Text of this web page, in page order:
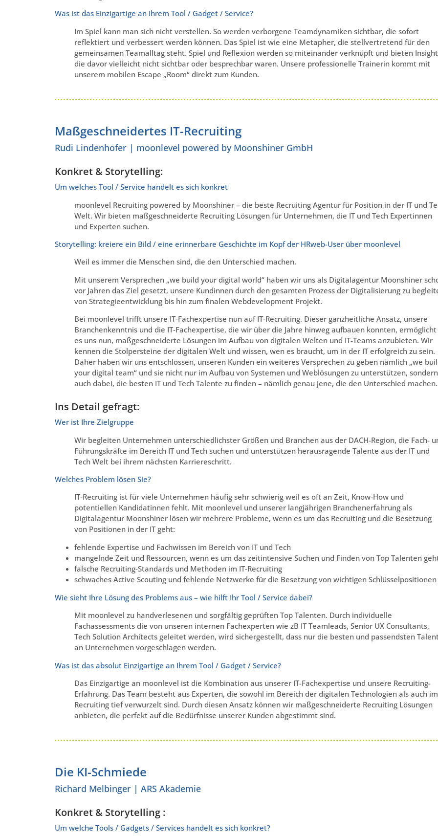
Was ist das Einzigartige an Ihrem Tool / Gadget / Service?
Im Spiel kann man sich nicht verstellen. So werden verborgene Teamdynamiken sichtbar, die sofort
reflektiert und verbessert werden können. Das Spiel ist wie eine Metapher, die stellvertretend für den
gemeinsamen Teamalltag steht. Spiel und Reflexion werden so miteinander verknüpft und bieten
die davor vielleicht nicht sichtbar oder besprechbar waren. Unsere professionelle Trainerin kommt mit
unserem mobilen Escape „Room“ direkt zum Kunden.
Maßgeschneidertes IT-Recruiting
Rudi Lindenhofer | moonlevel powered by Moonshiner GmbH
Konkret & Storytelling:
Um welches Tool / Service handelt es sich konkret
moonlevel Recruiting powered by Moonshiner – die beste Recruiting Agentur für Position in der IT und
Welt. Wir bieten maßgeschneiderte Recruiting Lösungen für Unternehmen, die IT und Tech Expertinnen
und Experten suchen.
Storytelling: kreiere ein Bild / eine erinnerbare Geschichte im Kopf der HRweb-User über moonlevel
Weil es immer die Menschen sind, die den Unterschied machen.
Mit unserem Versprechen „we build your digital world“ haben wir uns als Digitalagentur Moonshiner
vor Jahren das Ziel gesetzt, unsere Kundinnen durch den gesamten Prozess der Digitalisierung zu
von Strategieentwicklung bis hin zum finalen Webdevelopment Projekt.
Bei moonlevel trifft unsere IT-Fachexpertise nun auf IT-Recruiting. Dieser ganzheitliche Ansatz, unsere
Branchenkenntnis und die IT-Fachexpertise, die wir über die Jahre hinweg aufbauen konnten, ermöglicht
es uns nun, maßgeschneiderte Lösungen im Aufbau von digitalen Welten und IT-Teams anzubieten. Wir
kennen die Stolpersteine der digitalen Welt und wissen, wen es braucht, um in der IT erfolgreich zu sein.
Daher haben wir uns entschlossen, unseren Kunden ein weiteres Versprechen zu geben nämlich „we
your digital team“ und sie nicht nur im Aufbau von Systemen und Weblösungen zu unterstützen, sondern
auch dabei, die besten IT und Tech Talente zu finden – nämlich genau jene, die den Unterschied machen.
Ins Detail gefragt:
Wer ist Ihre Zielgruppe
Wir begleiten Unternehmen unterschiedlichster Größen und Branchen aus der DACH-Region, die Fach-
Führungskräfte im Bereich IT und Tech suchen und unterstützen herausragende Talente aus der IT und
Tech Welt bei ihrem nächsten Karriereschritt.
Welches Problem lösen Sie?
IT-Recruiting ist für viele Unternehmen häufig sehr schwierig weil es oft an Zeit, Know-How und
potentiellen Kandidatinnen fehlt. Mit moonlevel und unserer langjährigen Branchenerfahrung als
Digitalagentur Moonshiner lösen wir mehrere Probleme, wenn es um das Recruiting und die Besetzung
von Positionen in der IT geht:
fehlende Expertise und Fachwissen im Bereich von IT und Tech
mangelnde Zeit und Ressourcen, wenn es um das zeitintensive Suchen und Finden von Top Talenten
falsche Recruiting-Standards und Methoden im IT-Recruiting
schwaches Active Scouting und fehlende Netzwerke für die Besetzung von wichtigen Schlüsselpositionen
Wie sieht Ihre Lösung des Problems aus – wie hilft Ihr Tool / Service dabei?
Mit moonlevel zu handverlesenen und sorgfältig geprüften Top Talenten. Durch individuelle
Fachassessments die von unseren internen Fachexperten wie zB IT Teamleads, Senior UX Consultants,
Tech Solution Architects geleitet werden, wird sichergestellt, dass nur die besten und passendsten
an Unternehmen vorgeschlagen werden.
Was ist das absolut Einzigartige an Ihrem Tool / Gadget / Service?
Das Einzigartige an moonlevel ist die Kombination aus unserer IT-Fachexpertise und unsere Recruiting-
Erfahrung. Das Team besteht aus Experten, die sowohl im Bereich der digitalen Technologien als auch im
Recruiting tief verwurzelt sind. Durch diesen Ansatz können wir maßgeschneiderte Recruiting Lösungen
anbieten, die perfekt auf die Bedürfnisse unserer Kunden abgestimmt sind.
Die KI-Schmiede
Richard Melbinger | ARS Akademie
Konkret & Storytelling :
Um welche Tools / Gadgets / Services handelt es sich konkret?